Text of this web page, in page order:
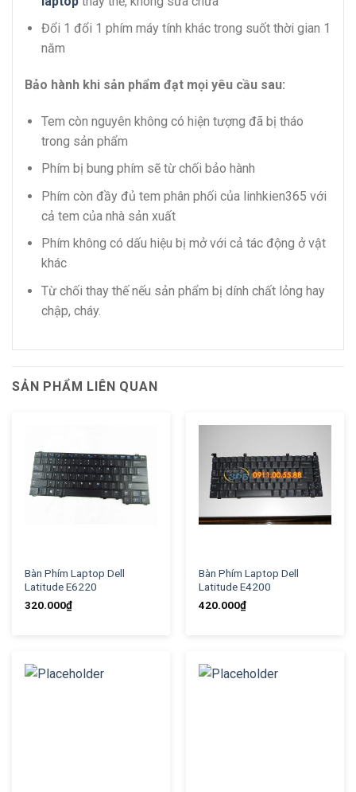
Đổi 1 đổi 1 phím máy tính khác trong suốt thời gian 1
năm
Bảo hành khi sản phẩm đạt mọi yêu cầu sau:
Tem còn nguyên không có hiện tượng đã bị tháo
trong sản phẩm
Phím bị bung phím sẽ từ chối bảo hành
Phím còn đầy đủ tem phân phối của linhkien365 với
cả tem của nhà sản xuất
Phím không có dấu hiệu bị mở với cả tác động ở vật
khác
Từ chối thay thế nếu sản phẩm bị dính chất lỏng hay
chập, cháy.
SẢN PHẨM LIÊN QUAN
Bàn Phím Laptop Dell
Latitude E6220
320.000₫
Bàn Phím Laptop Dell
Latitude E4200
420.000₫